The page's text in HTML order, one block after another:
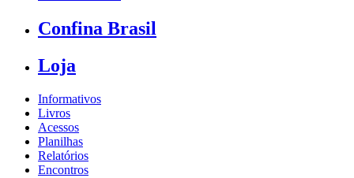
Confina Brasil
Loja
Informativos
Livros
Acessos
Planilhas
Relatórios
Encontros